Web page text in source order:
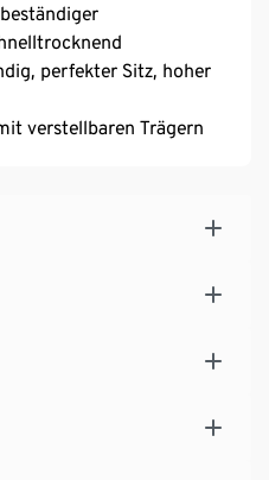
perfekter Sitz, hoher
verstellbaren Trägern